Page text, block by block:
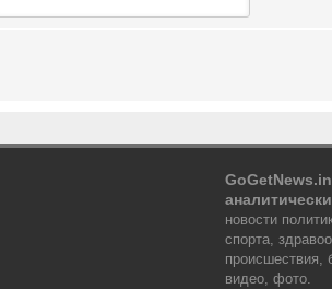
новости
спорта,
происшествия,
видео, фото.